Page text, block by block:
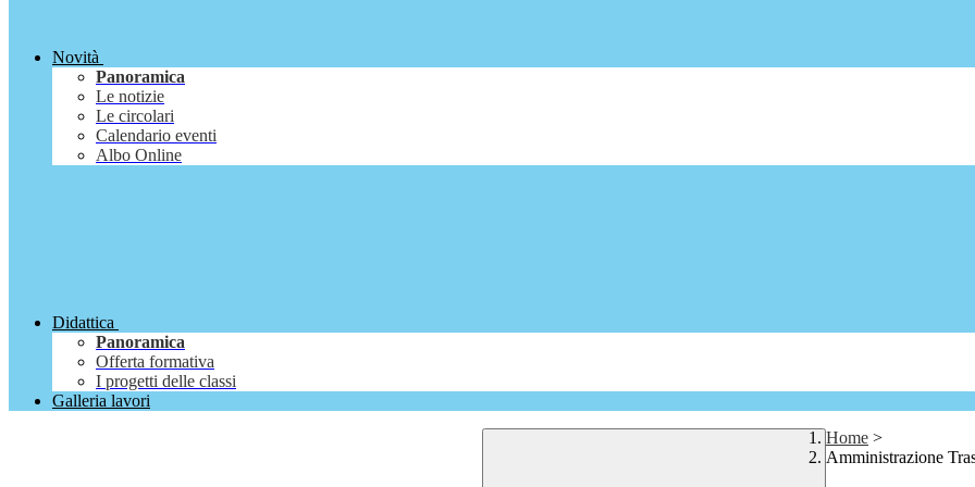
Novità
Panoramica
Le notizie
Le circolari
Calendario eventi
Albo Online
Didattica
Panoramica
Offerta formativa
I progetti delle classi
Galleria lavori
Home >
Amministrazione